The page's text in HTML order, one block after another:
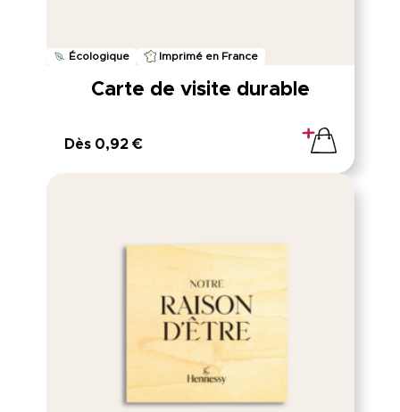
Écologique Imprimé en France
Carte de visite durable
Dès 0,92 €